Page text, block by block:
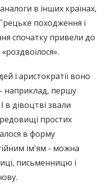
в інших країнах,
походження і
спочатку привели до
і аристократії воно
наприклад, першу
дівоцтві звали
простих
в форму
ім'ям - можна
письменницю і